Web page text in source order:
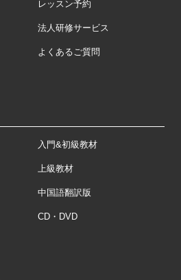
レッスン予約
法人研修サービス
よくあるご質問
入門&初級教材
上級教材
中国語翻訳版
CD・DVD